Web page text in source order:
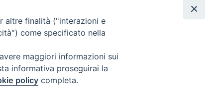
Abbonamento Singola
Copia Digitale
altre finalità ("interazioni e
come specificato nella
maggiori informazioni sui
informativa proseguirai la
policy completa.